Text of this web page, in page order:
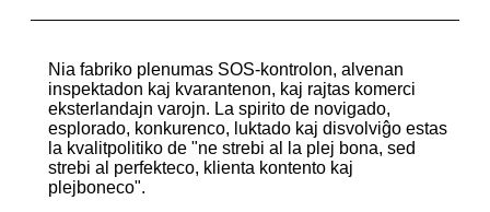
Nia fabriko plenumas SOS-kontrolon, alvenan
inspektadon kaj kvarantenon, kaj rajtas komerci
eksterlandajn varojn. La spirito de novigado,
esplorado, konkurenco, luktado kaj disvolviĝo estas
la kvalitpolitiko de "ne strebi al la plej bona, sed
strebi al perfekteco, klienta kontento kaj
plejboneco".